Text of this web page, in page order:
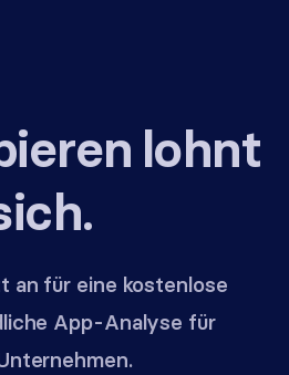
lohnt
an für eine kostenlose
App-Analyse für